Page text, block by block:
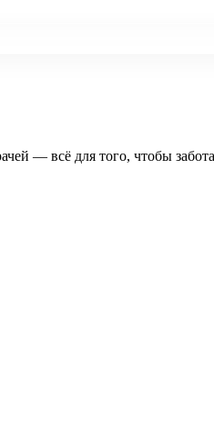
— всё для того, чтобы